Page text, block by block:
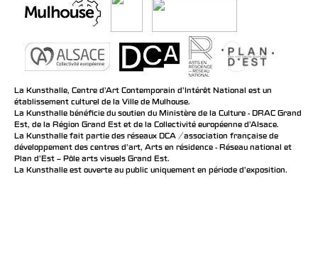
La Kunsthalle, Centre d’Art Contemporain d’Intérêt National est un
établissement culturel de la Ville de Mulhouse.
La Kunsthalle bénéficie du soutien du Ministère de la Culture - DRAC Grand
Est, de la Région Grand Est et de la Collectivité européenne d’Alsace.
La Kunsthalle fait partie des réseaux DCA / association française de
développement des centres d'art, Arts en résidence - Réseau national et
Plan d’Est – Pôle arts visuels Grand Est.
La Kunsthalle est ouverte au public uniquement en période d'exposition.